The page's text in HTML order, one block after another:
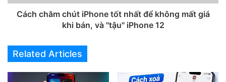
Cách chăm chút iPhone tốt nhất để không mất giá
khi bán, và "tậu" iPhone 12
Related Articles